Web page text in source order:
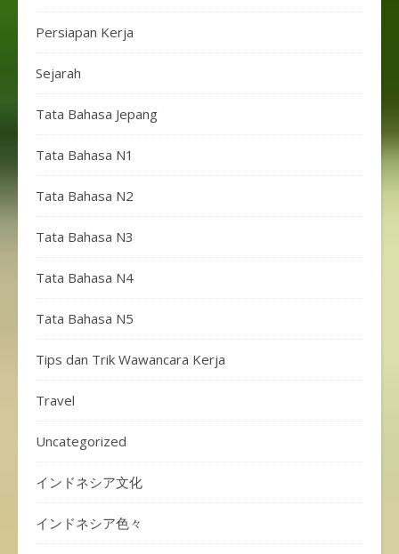
Persiapan Kerja
Sejarah
Tata Bahasa Jepang
Tata Bahasa N1
Tata Bahasa N2
Tata Bahasa N3
Tata Bahasa N4
Tata Bahasa N5
Tips dan Trik Wawancara Kerja
Travel
Uncategorized
インドネシア文化
インドネシア色々